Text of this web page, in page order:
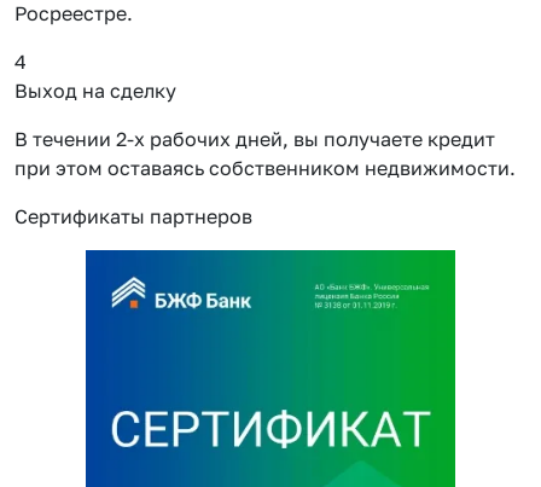
Росреестре.
4
Выход на сделку
В течении 2-х рабочих дней, вы получаете кредит
при этом оставаясь собственником недвижимости.
Сертификаты партнеров